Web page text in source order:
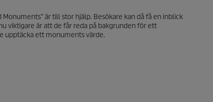
är till stor hjälp. Besökare kan då få en inblick
viktigare är att de får reda på bakgrunden för ett
upptäcka ett monuments värde.